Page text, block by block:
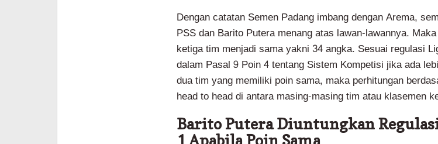
Dengan catatan Semen Padang imbang dengan Arema,
PSS dan Barito Putera menang atas lawan-lawannya.
ketiga tim menjadi sama yakni 34 angka. Sesuai regulasi
dalam Pasal 9 Poin 4 tentang Sistem Kompetisi jika ada
dua tim yang memiliki poin sama, maka perhitungan
head to head di antara masing-masing tim atau klasemen
Barito Putera Diuntungkan